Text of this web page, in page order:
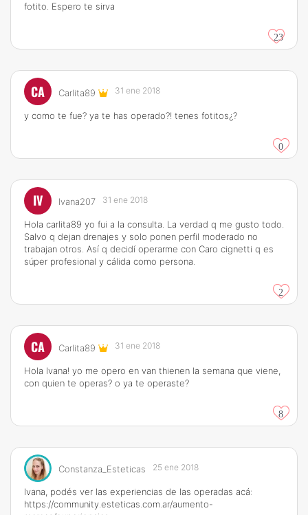
fotito. Espero te sirva
23
CA Carlita89 31 ene 2018
y como te fue? ya te has operado?! tenes fotitos¿?
0
IV Ivana207 31 ene 2018
Hola carlita89 yo fui a la consulta. La verdad q me gusto todo.
Salvo q dejan drenajes y solo ponen perfil moderado no
trabajan otros. Así q decidí operarme con Caro cignetti q es
súper profesional y cálida como persona.
2
CA Carlita89 31 ene 2018
Hola Ivana! yo me opero en van thienen la semana que viene,
con quien te operas? o ya te operaste?
8
Constanza_Esteticas 25 ene 2018
Ivana, podés ver las experiencias de las operadas acá:
https://community.esteticas.com.ar/aumento-